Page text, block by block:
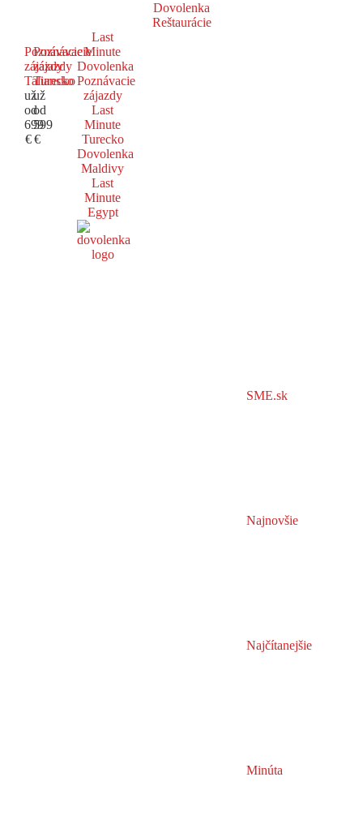
Dovolenka
Reštaurácie
Poznávacie
zájazdy
Taliansko
už
od
699
€
Poznávacie
zájazdy
Turecko
už
od
599
€
Last
Minute
Dovolenka
Poznávacie
zájazdy
Last
Minute
Turecko
Dovolenka
Maldivy
Last
Minute
Egypt
SME.sk
Najnovšie
Najčítanejšie
Minúta